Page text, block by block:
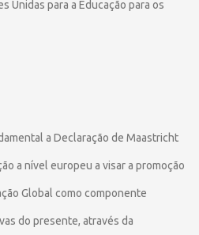
Unidas para a Educação para os
a Declaração de Maastricht
a nível europeu a visar a promoção
Global como componente
do presente, através da